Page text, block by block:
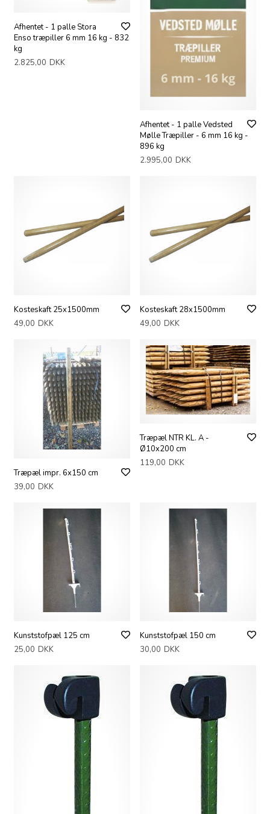
Afhentet - 1 palle Stora
Enso træpiller 6 mm 16 kg - 832
kg
2.825,00 DKK
Afhentet - 1 palle Vedsted
Mølle Træpiller - 6 mm 16 kg -
896 kg
2.995,00 DKK
Kosteskaft 25x1500mm
49,00 DKK
Kosteskaft 28x1500mm
49,00 DKK
Træpæl impr. 6x150 cm
39,00 DKK
Træpæl NTR KL. A -
Ø10x200 cm
119,00 DKK
Kunststofpæl 125 cm
25,00 DKK
Kunststofpæl 150 cm
30,00 DKK